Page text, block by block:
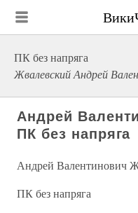
ПК без напряга
Жвалевский Андрей
Андрей
ПК без напряга
Андрей Валентинович
ПК без напряга